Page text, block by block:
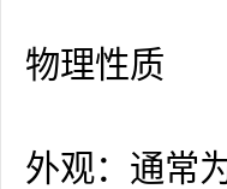
物理性质
外观：通常